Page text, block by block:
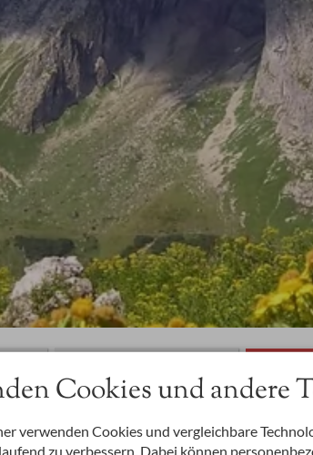
Ferienwohnungen Saunawelt Infos
Cookies und andere
verwenden Cookies und vergleichbare
zu verbessern. Dabei können